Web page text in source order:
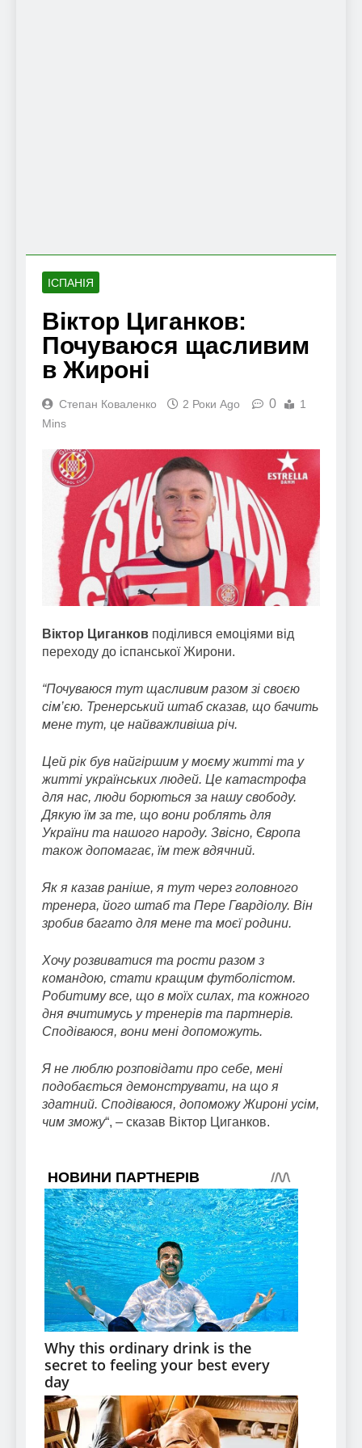
ІСПАНІЯ
Віктор Циганков:
Почуваюся щасливим
в Жироні
Степан Коваленко 2 Роки Ago 0
1
Mins
Віктор Циганков поділився емоціями від
переходу до іспанської Жирони.
“Почуваюся тут щасливим разом зі своєю
сім’єю. Тренерський штаб сказав, що бачить
мене тут, це найважливіша річ.
Цей рік був найгіршим у моєму житті та у
житті українських людей. Це катастрофа
для нас, люди борються за нашу свободу.
Дякую їм за те, що вони роблять для
України та нашого народу. Звісно, Європа
також допомагає, їм теж вдячний.
Як я казав раніше, я тут через головного
тренера, його штаб та Пере Гвардіолу. Він
зробив багато для мене та моєї родини.
Хочу розвиватися та рости разом з
командою, стати кращим футболістом.
Робитиму все, що в моїх силах, та кожного
дня вчитимусь у тренерів та партнерів.
Сподіваюся, вони мені допоможуть.
Я не люблю розповідати про себе, мені
подобається демонструвати, на що я
здатний. Сподіваюся, допоможу Жироні усім,
чим зможу“, – сказав Віктор Циганков.